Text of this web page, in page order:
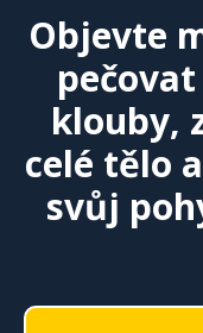
Objevte
klouby,
celé tělo
svůj